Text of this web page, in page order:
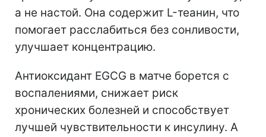
а не настой. Она содержит L-теанин, что
помогает расслабиться без сонливости,
улучшает концентрацию.
Антиоксидант EGCG в матче борется с
воспалениями, снижает риск
хронических болезней и способствует
лучшей чувствительности к инсулину. А